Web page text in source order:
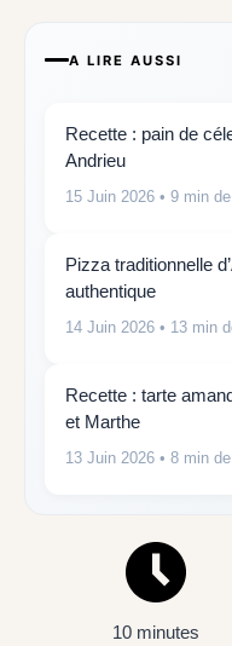
A LIRE AUSSI
Recette : pain de
Andrieu
15 Juin 2026 • 9 min
Pizza traditionnelle
authentique
14 Juin 2026 • 13 min
Recette : tarte
et Marthe
13 Juin 2026 • 8 min
10 minutes